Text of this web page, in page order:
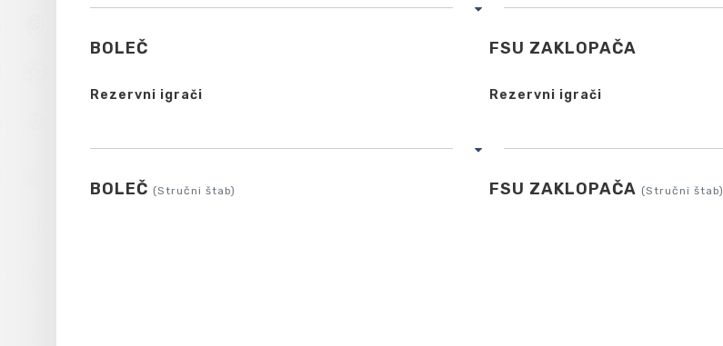
BOLEČ
Rezervni igrači
FSU ZAKLOPAČA
Rezervni igrači
BOLEČ (Stručni štab) FSU ZAKLOPAČA (Stručni štab)